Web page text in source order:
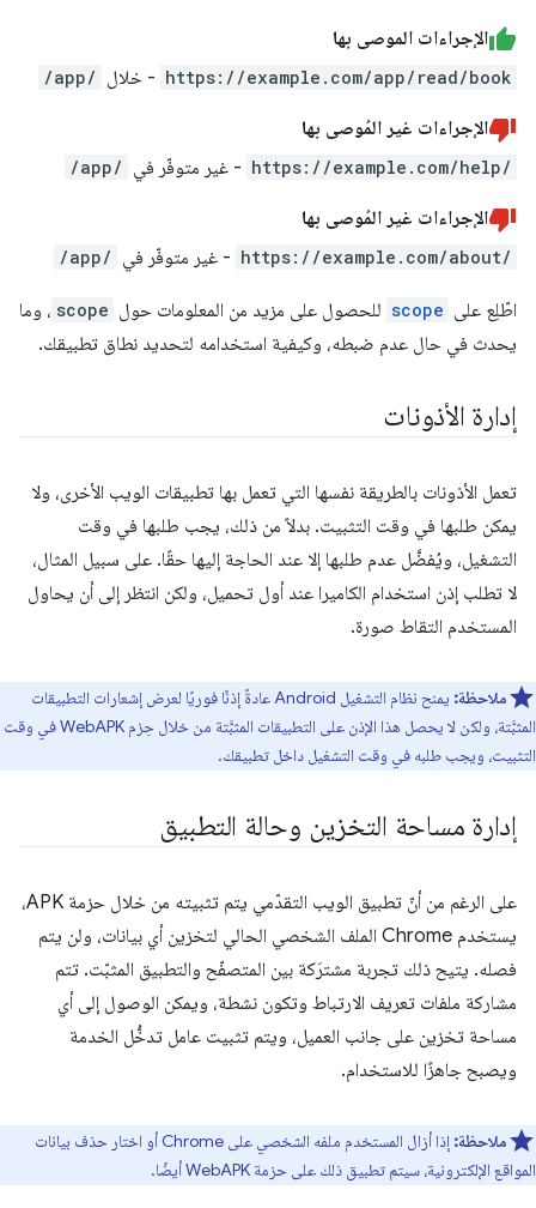
الإجراءات الموصى بها
https://example.com/app/read/book - خلال /app/
الإجراءات غير المُوصى بها
https://example.com/help/ - غير متوفّر في /app/
الإجراءات غير المُوصى بها
https://example.com/about/ - غير متوفّر في /app/
اطّلِع على scope للحصول على مزيد من المعلومات حول scope ، وما
يحدث في حال عدم ضبطه، وكيفية استخدامه لتحديد نطاق تطبيقك.
إدارة الأذونات
تعمل الأذونات بالطريقة نفسها التي تعمل بها تطبيقات الويب الأخرى، ولا
يمكن طلبها في وقت التثبيت. بدلاً من ذلك، يجب طلبها في وقت
التشغيل، ويُفضَّل عدم طلبها إلا عند الحاجة إليها حقًا. على سبيل المثال،
لا تطلب إذن استخدام الكاميرا عند أول تحميل، ولكن انتظر إلى أن يحاول
المستخدم التقاط صورة.
ملاحظة:
يمنح نظام التشغيل Android عادةً إذنًا فوريًا لعرض إشعارات التطبيقات
المثبَّتة، ولكن لا يحصل هذا الإذن على التطبيقات المثبَّتة من خلال حِزم WebAPK في وقت
التثبيت، ويجب طلبه في وقت التشغيل داخل تطبيقك.
إدارة مساحة التخزين وحالة التطبيق
على الرغم من أنّ تطبيق الويب التقدّمي يتم تثبيته من خلال حزمة APK،
يستخدم Chrome الملف الشخصي الحالي لتخزين أي بيانات، ولن يتم
فصله. يتيح ذلك تجربة مشترَكة بين المتصفّح والتطبيق المثبّت. تتم
مشاركة ملفات تعريف الارتباط وتكون نشطة، ويمكن الوصول إلى أي
مساحة تخزين على جانب العميل، ويتم تثبيت عامل تدخُّل الخدمة
ويصبح جاهزًا للاستخدام.
ملاحظة:
إذا أزال المستخدم ملفه الشخصي على Chrome أو اختار حذف بيانات
المواقع الإلكترونية، سيتم تطبيق ذلك على حزمة WebAPK أيضًا.